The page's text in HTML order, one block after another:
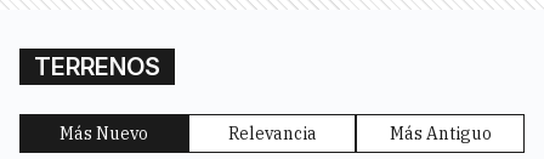
TERRENOS
Más Nuevo Relevancia Más Antiguo